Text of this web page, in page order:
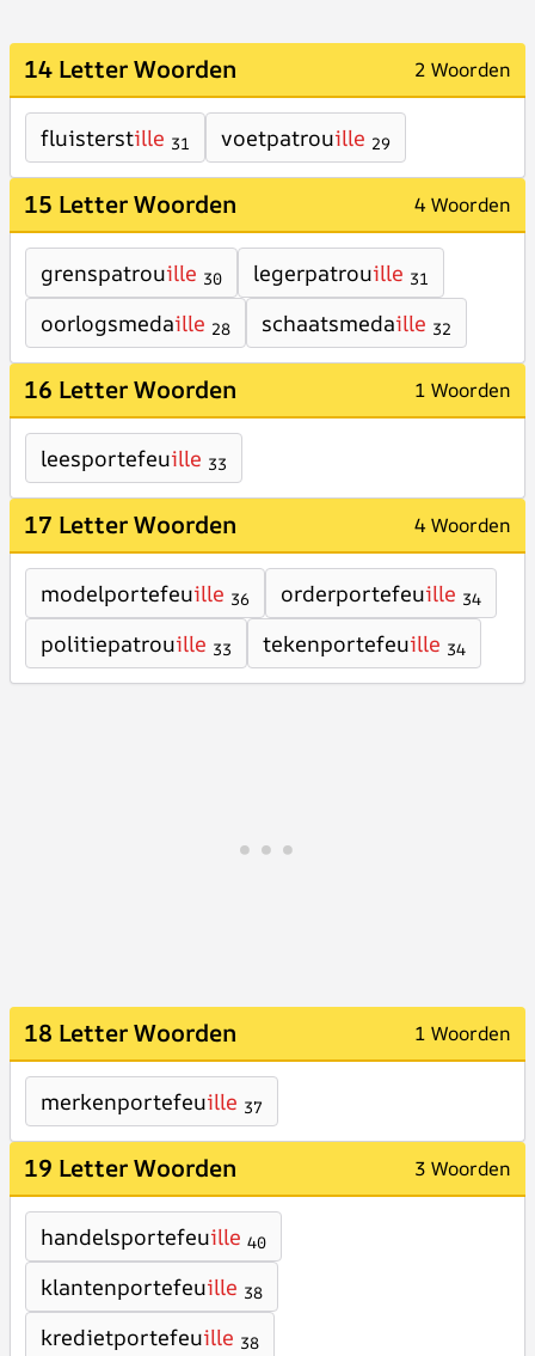
14 Letter Woorden 2 Woorden
fluisterstille 31 voetpatrouille 29
15 Letter Woorden 4 Woorden
grenspatrouille 30 legerpatrouille 31
oorlogsmedaille 28 schaatsmedaille 32
16 Letter Woorden 1 Woorden
leesportefeuille 33
17 Letter Woorden 4 Woorden
modelportefeuille 36 orderportefeuille 34
politiepatrouille 33 tekenportefeuille 34
18 Letter Woorden 1 Woorden
merkenportefeuille 37
19 Letter Woorden 3 Woorden
handelsportefeuille 40
klantenportefeuille 38
kredietportefeuille 38